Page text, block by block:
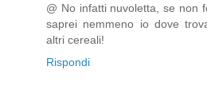
@ No infatti nuvoletta, se non
saprei nemmeno io dove
altri cereali!
Rispondi